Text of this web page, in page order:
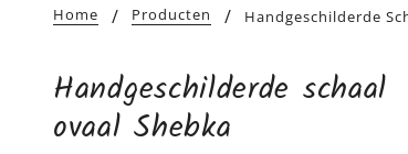
Home Producten Handgeschilderde
Handgeschilderde schaal
ovaal Shebka